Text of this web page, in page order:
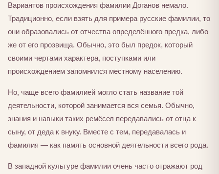
Вариантов происхождения фамилии Доганов немало.
Традиционно, если взять для примера русские фамилии, то
они образовались от отчества определённого предка, либо
же от его прозвища. Обычно, это был предок, который
своими чертами характера, поступками или
происхождением запомнился местному населению.
Но, чаще всего фамилией могло стать название той
деятельности, которой занимается вся семья. Обычно,
знания и навыки таких ремёсел передавались от отца к
сыну, от деда к внуку. Вместе с тем, передавалась и
фамилия — как память основной деятельности всего рода.
В западной культуре фамилии очень часто отражают род